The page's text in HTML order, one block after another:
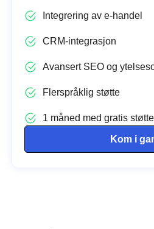
Integrering av e-handel
CRM-integrasjon
Avansert SEO og
Flerspråklig støtte
1 måned med gratis støtte
Kom i